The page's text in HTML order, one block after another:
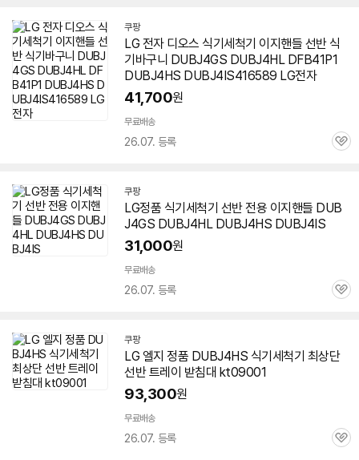
쿠팡
LG 전자 디오스 식기세척기 이지핸들 선반 식
기바구니 DUBJ4GS DUBJ4HL DFB41P1
DUBJ4HS DUBJ4IS416589 LG전자
41,700원
무료배송
26.07. 등록
관
쿠팡
LG정품 식기세척기 선반 전용 이지핸들 DUB
J4GS DUBJ4HL DUBJ4HS DUBJ4IS
31,000원
무료배송
26.07. 등록
관
쿠팡
LG 엘지 정품 DUBJ4HS 식기세척기 최상단
선반 트레이 받침대 kt09001
93,300원
무료배송
26.07. 등록
관